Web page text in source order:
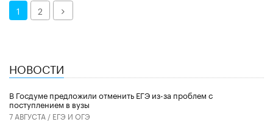
1 2 Далее
НОВОСТИ
В Госдуме предложили отменить ЕГЭ из-за проблем с
поступлением в вузы
7 АВГУСТА / ЕГЭ И ОГЭ